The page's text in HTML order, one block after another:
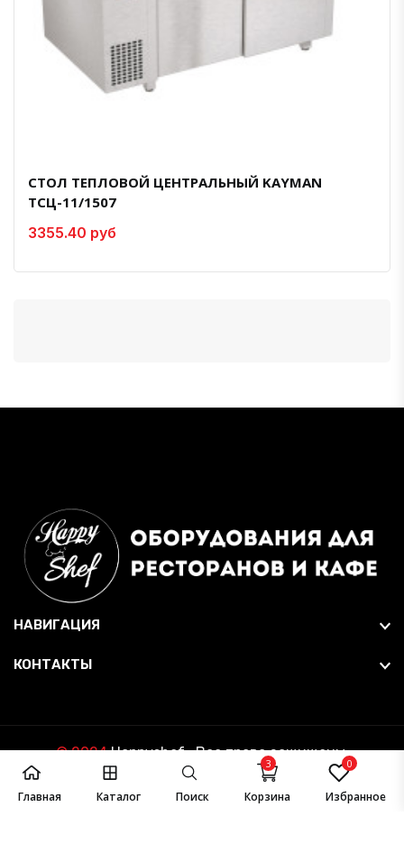
Главная Каталог Поиск Корзина
3
Избранное
0
СТОЛ ТЕПЛОВОЙ ЦЕНТРАЛЬНЫЙ KAYMAN
ТСЦ-11/1507
3355.40 руб
НАВИГАЦИЯ
КОНТАКТЫ
© 2024 Happyshef. Все права защищены.